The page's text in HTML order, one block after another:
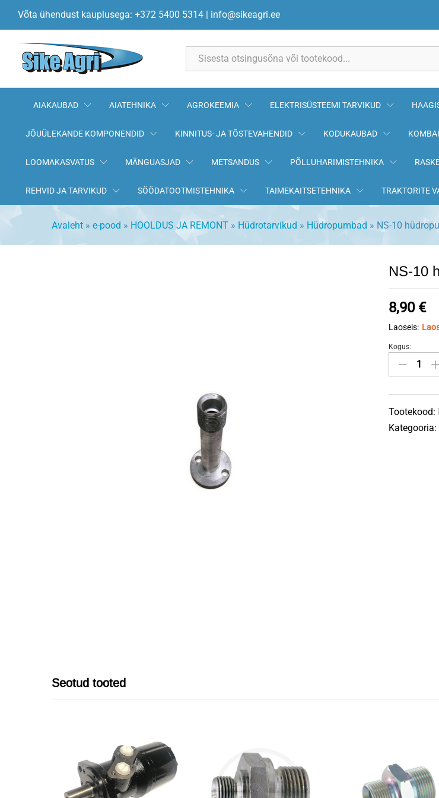
Võta ühendust kauplusega: +372 5400 5314 | info@sikeagri.ee
AIAKAUBAD AIATEHNIKA AGROKEEMIA ELEKTRISÜSTEEMI TARVIKUD
JÕUÜLEKANDE KOMPONENDID KINNITUS- JA TÕSTEVAHENDID KODUKAUBAD
LOOMAKASVATUS MÄNGUASJAD METSANDUS PÕLLUHARIMISTEHNIKA
REHVID JA TARVIKUD SÖÖDATOOTMISTEHNIKA TAIMEKAITSETEHNIKA TRAKTORITE
Avaleht » e-pood » HOOLDUS JA REMONT » Hüdrotarvikud » Hüdropumbad » NS-10
NS-10
8,90 €
Laoseis:
NS-
10
pikk
flants
M27x1,5
Kogus:
Tootekood:
Kategooria:
Seotud tooted
NS-10 hüdropumba pikk flants M27x1,5